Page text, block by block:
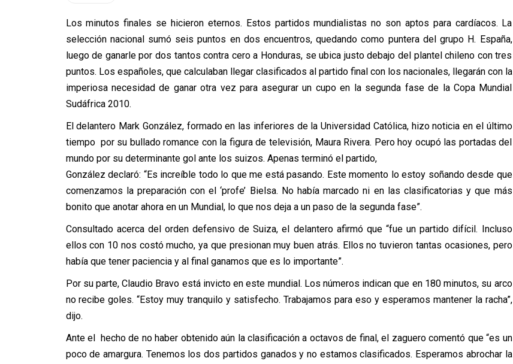
Los minutos finales se hicieron eternos. Estos partidos mundialistas no son aptos para cardíacos. La
selección nacional sumó seis puntos en dos encuentros, quedando como puntera del grupo H. España,
luego de ganarle por dos tantos contra cero a Honduras, se ubica justo debajo del plantel chileno con tres
puntos. Los españoles, que calculaban llegar clasificados al partido final con los nacionales, llegarán con la
imperiosa necesidad de ganar otra vez para asegurar un cupo en la segunda fase de la Copa Mundial
Sudáfrica 2010.
El delantero Mark González, formado en las inferiores de la Universidad Católica, hizo noticia en el último
tiempo por su bullado romance con la figura de televisión, Maura Rivera. Pero hoy ocupó las portadas del
mundo por su determinante gol ante los suizos. Apenas terminó el partido,
González declaró: “Es increíble todo lo que me está pasando. Este momento lo estoy soñando desde que
comenzamos la preparación con el ‘profe’ Bielsa. No había marcado ni en las clasificatorias y que más
bonito que anotar ahora en un Mundial, lo que nos deja a un paso de la segunda fase”.
Consultado acerca del orden defensivo de Suiza, el delantero afirmó que “fue un partido difícil. Incluso
ellos con 10 nos costó mucho, ya que presionan muy buen atrás. Ellos no tuvieron tantas ocasiones, pero
había que tener paciencia y al final ganamos que es lo importante”.
Por su parte, Claudio Bravo está invicto en este mundial. Los números indican que en 180 minutos, su arco
no recibe goles. “Estoy muy tranquilo y satisfecho. Trabajamos para eso y esperamos mantener la racha”,
dijo.
Ante el hecho de no haber obtenido aún la clasificación a octavos de final, el zaguero comentó que “es un
poco de amargura. Tenemos los dos partidos ganados y no estamos clasificados. Esperamos abrochar la